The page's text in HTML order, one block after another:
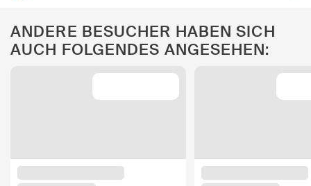
ANDERE BESUCHER HABEN SICH
AUCH FOLGENDES ANGESEHEN: